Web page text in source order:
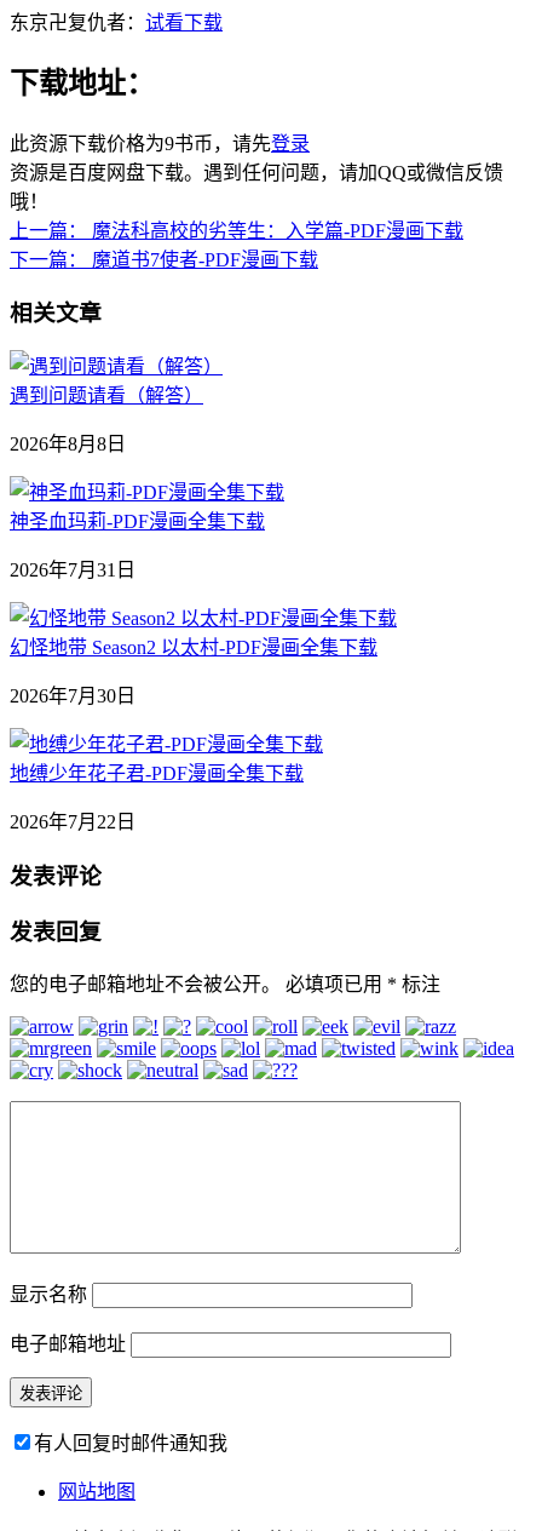
东京卍复仇者： 试看下载
下载地址：
此资源下载价格为9书币，请先登录
资源是百度网盘下载。遇到任何问题，请加QQ或微信反馈
哦！
上一篇：
魔法科高校的劣等生：入学篇-PDF漫画下载
下一篇：
魔道书7使者-PDF漫画下载
相关文章
遇到问题请看（解答）
2026年8月8日
神圣血玛莉-PDF漫画全集下载
2026年7月31日
幻怪地带 Season2 以太村-PDF漫画全集下载
2026年7月30日
地缚少年花子君-PDF漫画全集下载
2026年7月22日
发表评论
发表回复
您的电子邮箱地址不会被公开。 必填项已用 * 标注
显示名称
电子邮箱地址
有人回复时邮件通知我
网站地图